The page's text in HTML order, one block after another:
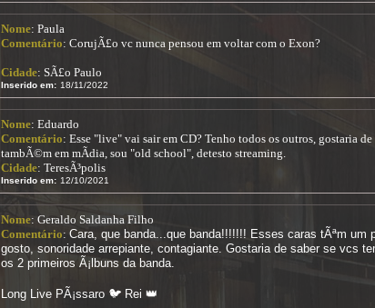
Nome: Paula
Comentário: CorujÃ£o vc nunca pensou em voltar com o Exon?
Cidade: SÃ£o Paulo
Inserido em: 18/11/2022
Nome: Eduardo
Comentário: Esse "live" vai sair em CD? Tenho todos os outros, gostaria de
tambÃ©m em mÃ­dia, sou "old school", detesto streaming.
Cidade: TeresÃ³polis
Inserido em: 12/10/2021
Nome: Geraldo Saldanha Filho
Comentário: Cara, que banda...que banda!!!!!!! Esses caras tÃªm um
gosto, sonoridade arrepiante, contagiante. Gostaria de saber se vcs
os 2 primeiros Ã¡lbuns da banda.
Long Live PÃ¡ssaro 🐦 Rei 👑